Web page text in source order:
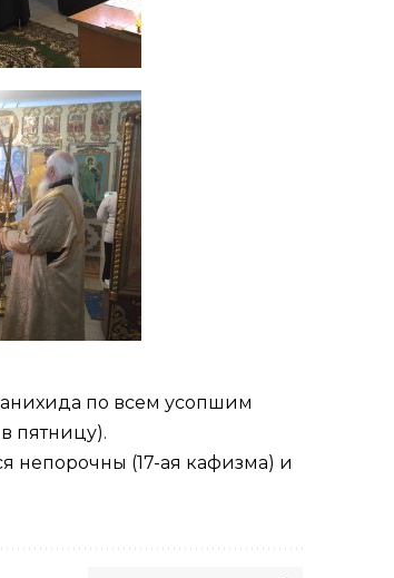
по всем усопшим
пятницу).
непорочны (17-ая кафизма) и